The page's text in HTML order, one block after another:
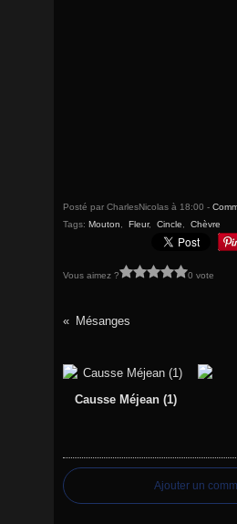
Posté par CharlesNicolas à 18:00 -
Tags: Mouton Fleur, Cincle Chèvre
Vous aimez ? 0 vote
Mésanges
Causse Méjean (1)
Ajouter un